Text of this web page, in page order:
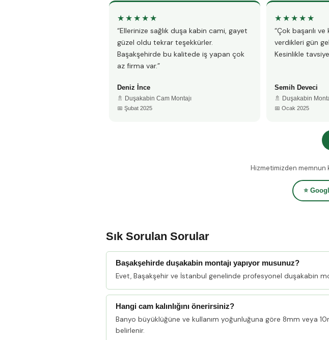
★★★★★
“Ellerinize sağlık duşa kabin cami, gayet
güzel oldu tekrar teşekkürler.
Başakşehirde bu kalitede iş yapan çok
az firma var.”
Deniz İnce
🚿 Duşakabin Cam Montajı
📅 Şubat 2025
★★★★★
“Çok başarılı
verdikleri gün
Kesinlikle
Semih Deveci
🚿 Duşakabin
📅 Ocak 2025
Hizmetimizden memnun
⭐
Sık Sorulan Sorular
Başakşehirde duşakabin montajı yapıyor musunuz?
Evet, Başakşehir ve İstanbul genelinde profesyonel duşakabin
Hangi cam kalınlığını önerirsiniz?
Banyo büyüklüğüne ve kullanım yoğunluğuna göre 8mm veya
belirlenir.